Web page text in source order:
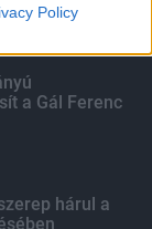
Policy
a Gál Ferenc
hárul a